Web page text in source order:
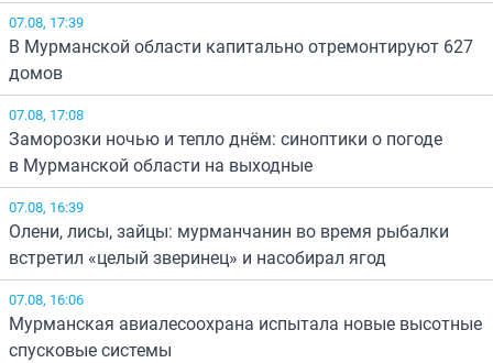
07.08, 17:39
В Мурманской области капитально отремонтируют 627
домов
07.08, 17:08
Заморозки ночью и тепло днём: синоптики о погоде
в Мурманской области на выходные
07.08, 16:39
Олени, лисы, зайцы: мурманчанин во время рыбалки
встретил «целый зверинец» и насобирал ягод
07.08, 16:06
Мурманская авиалесоохрана испытала новые высотные
спусковые системы